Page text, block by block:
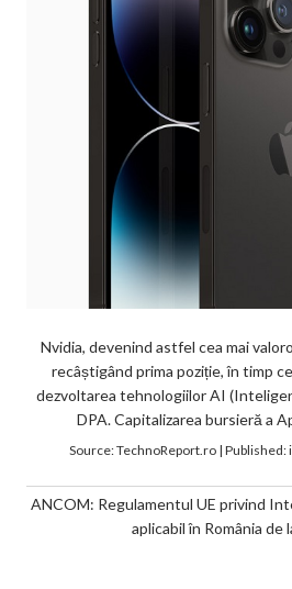
Nvidia, devenind astfel cea mai
recâștigând prima poziție, în timp
dezvoltarea tehnologiilor AI
DPA. Capitalizarea bursieră a
Source:TechnoReport.ro| Published:
ANCOM: Regulamentul UE privind
aplicabil în România de